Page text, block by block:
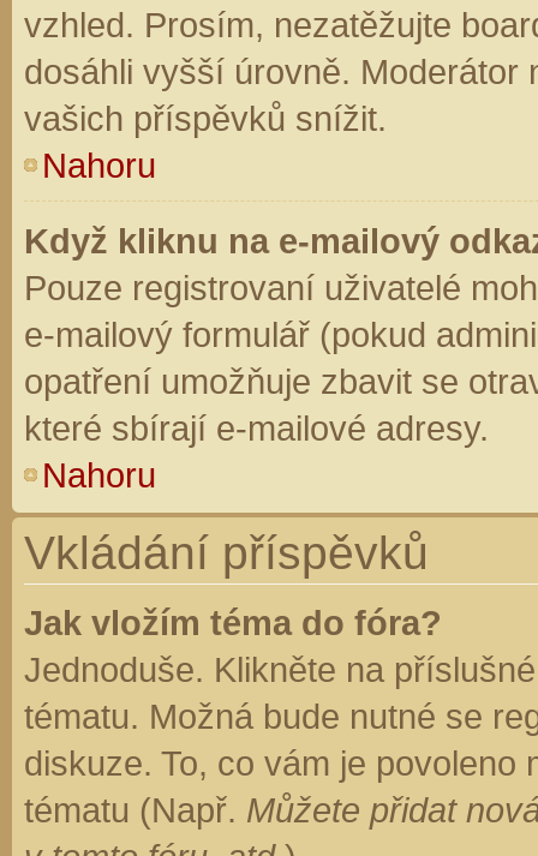
vzhled. Prosím, nezatěžujte
dosáhli vyšší úrovně. Moderátor
vašich příspěvků snížit.
Nahoru
Když kliknu na e-mailový
Pouze registrovaní uživatelé
e-mailový formulář (pokud
opatření umožňuje zbavit se
které sbírají e-mailové adresy.
Nahoru
Vkládání příspěvků
Jak vložím téma do fóra?
Jednoduše. Klikněte na
tématu. Možná bude nutné se
diskuze. To, co vám je
tématu (Např. Můžete přidat